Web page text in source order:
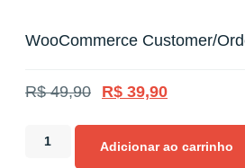
WooCommerce Customer/
R$49,90 R$ 39,90
Adicionar ao carrinho